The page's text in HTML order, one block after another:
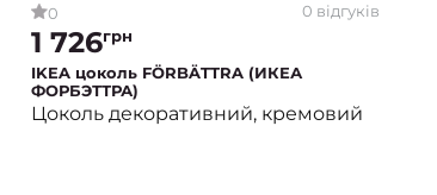
0 0 відгуків
1 726грн
IKEA цоколь FÖRBÄTTRA (ИКЕА
ФОРБЭТТРА)
Цоколь декоративний, кремовий